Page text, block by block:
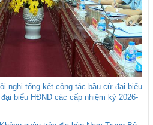
nghị tổng kết công tác bầu cử đại biểu
biểu HĐND các cấp nhiệm kỳ 2026-